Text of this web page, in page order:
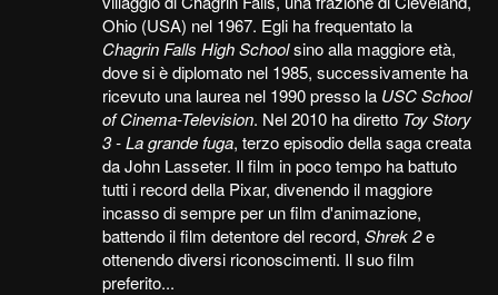
Ohio (USA) nel 1967. Egli ha frequentato la
Chagrin Falls High Schoolsino alla maggiore età,
dove si è diplomato nel 1985, successivamente ha
ricevuto una laurea nel 1990 presso la USC School
of Cinema-Television. Nel 2010 ha diretto Toy Story
3 - La grande fuga, terzo episodio della saga creata
da John Lasseter. Il film in poco tempo ha battuto
tutti i record della Pixar, divenendo il maggiore
incasso di sempre per un film d'animazione,
battendo il film detentore del record,Shrek 2e
ottenendo diversi riconoscimenti. Il suo film
preferito...